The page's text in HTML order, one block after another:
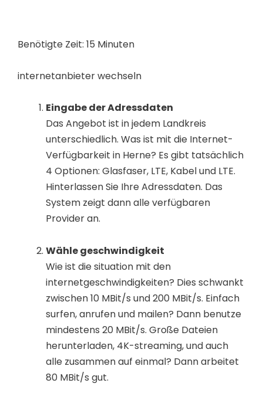
Benötigte Zeit: 15 Minuten
internetanbieter wechseln
Eingabe der Adressdaten
Das Angebot ist in jedem Landkreis
unterschiedlich. Was ist mit die Internet-
Verfügbarkeit in Herne? Es gibt tatsächlich
4 Optionen: Glasfaser, LTE, Kabel und LTE.
Hinterlassen Sie Ihre Adressdaten. Das
System zeigt dann alle verfügbaren
Provider an.
Wähle geschwindigkeit
Wie ist die situation mit den
internetgeschwindigkeiten? Dies schwankt
zwischen 10 MBit/s und 200 MBit/s. Einfach
surfen, anrufen und mailen? Dann benutze
mindestens 20 MBit/s. Große Dateien
herunterladen, 4K-streaming, und auch
alle zusammen auf einmal? Dann arbeitet
80 MBit/s gut.